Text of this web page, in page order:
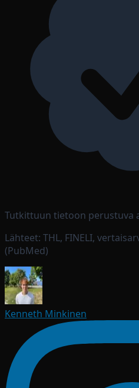
Tutkittuun tietoon perustuva
Lähteet: THL, FINELI,
(PubMed)
Kenneth Minkinen